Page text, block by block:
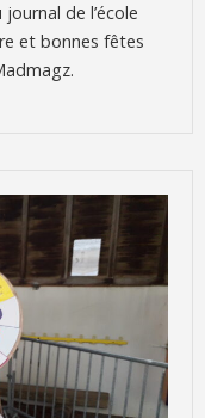
de l’école
et bonnes fêtes